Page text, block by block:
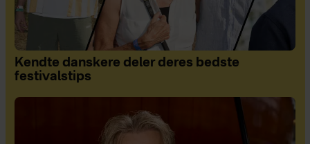
Kendte danskere deler deres bedste
festivalstips